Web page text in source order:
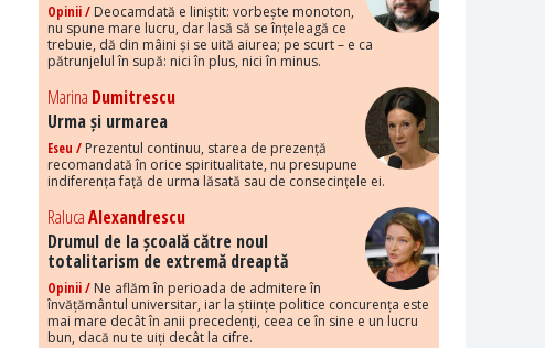
Opinii / Deocamdată e liniștit: vorbește monoton,
nu spune mare lucru, dar lasă să se înțeleagă ce
trebuie, dă din mâini și se uită aiurea; pe scurt – e ca
pătrunjelul în supă: nici în plus, nici în minus.
Marina Dumitrescu
Urma și urmarea
Eseu / Prezentul continuu, starea de prezență
recomandată în orice spiritualitate, nu presupune
indiferența față de urma lăsată sau de consecințele ei.
RalucaAlexandrescu
Drumul de la școală către noul
totalitarism de extremă dreaptă
Opinii / Ne aflăm în perioada de admitere în
învățământul universitar, iar la științe politice concurența este
mai mare decât în anii precedenți, ceea ce în sine e un lucru
bun, dacă nu te uiți decât la cifre.